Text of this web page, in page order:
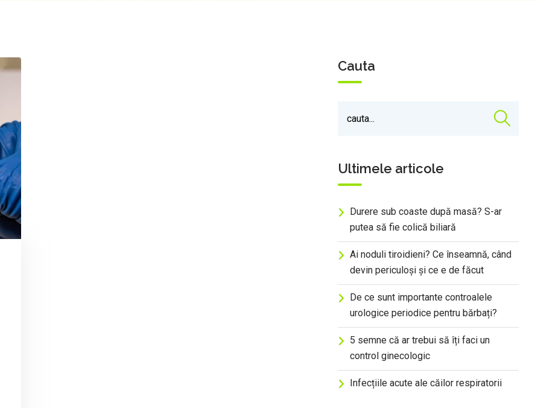
Cauta
Ultimele articole
Durere sub coaste după masă? S-ar
putea să fie colică biliară
Ai noduli tiroidieni? Ce înseamnă, când
devin periculoși și ce e de făcut
De ce sunt importante controalele
urologice periodice pentru bărbați?
5 semne că ar trebui să îți faci un
control ginecologic
Infecțiile acute ale căilor respiratorii